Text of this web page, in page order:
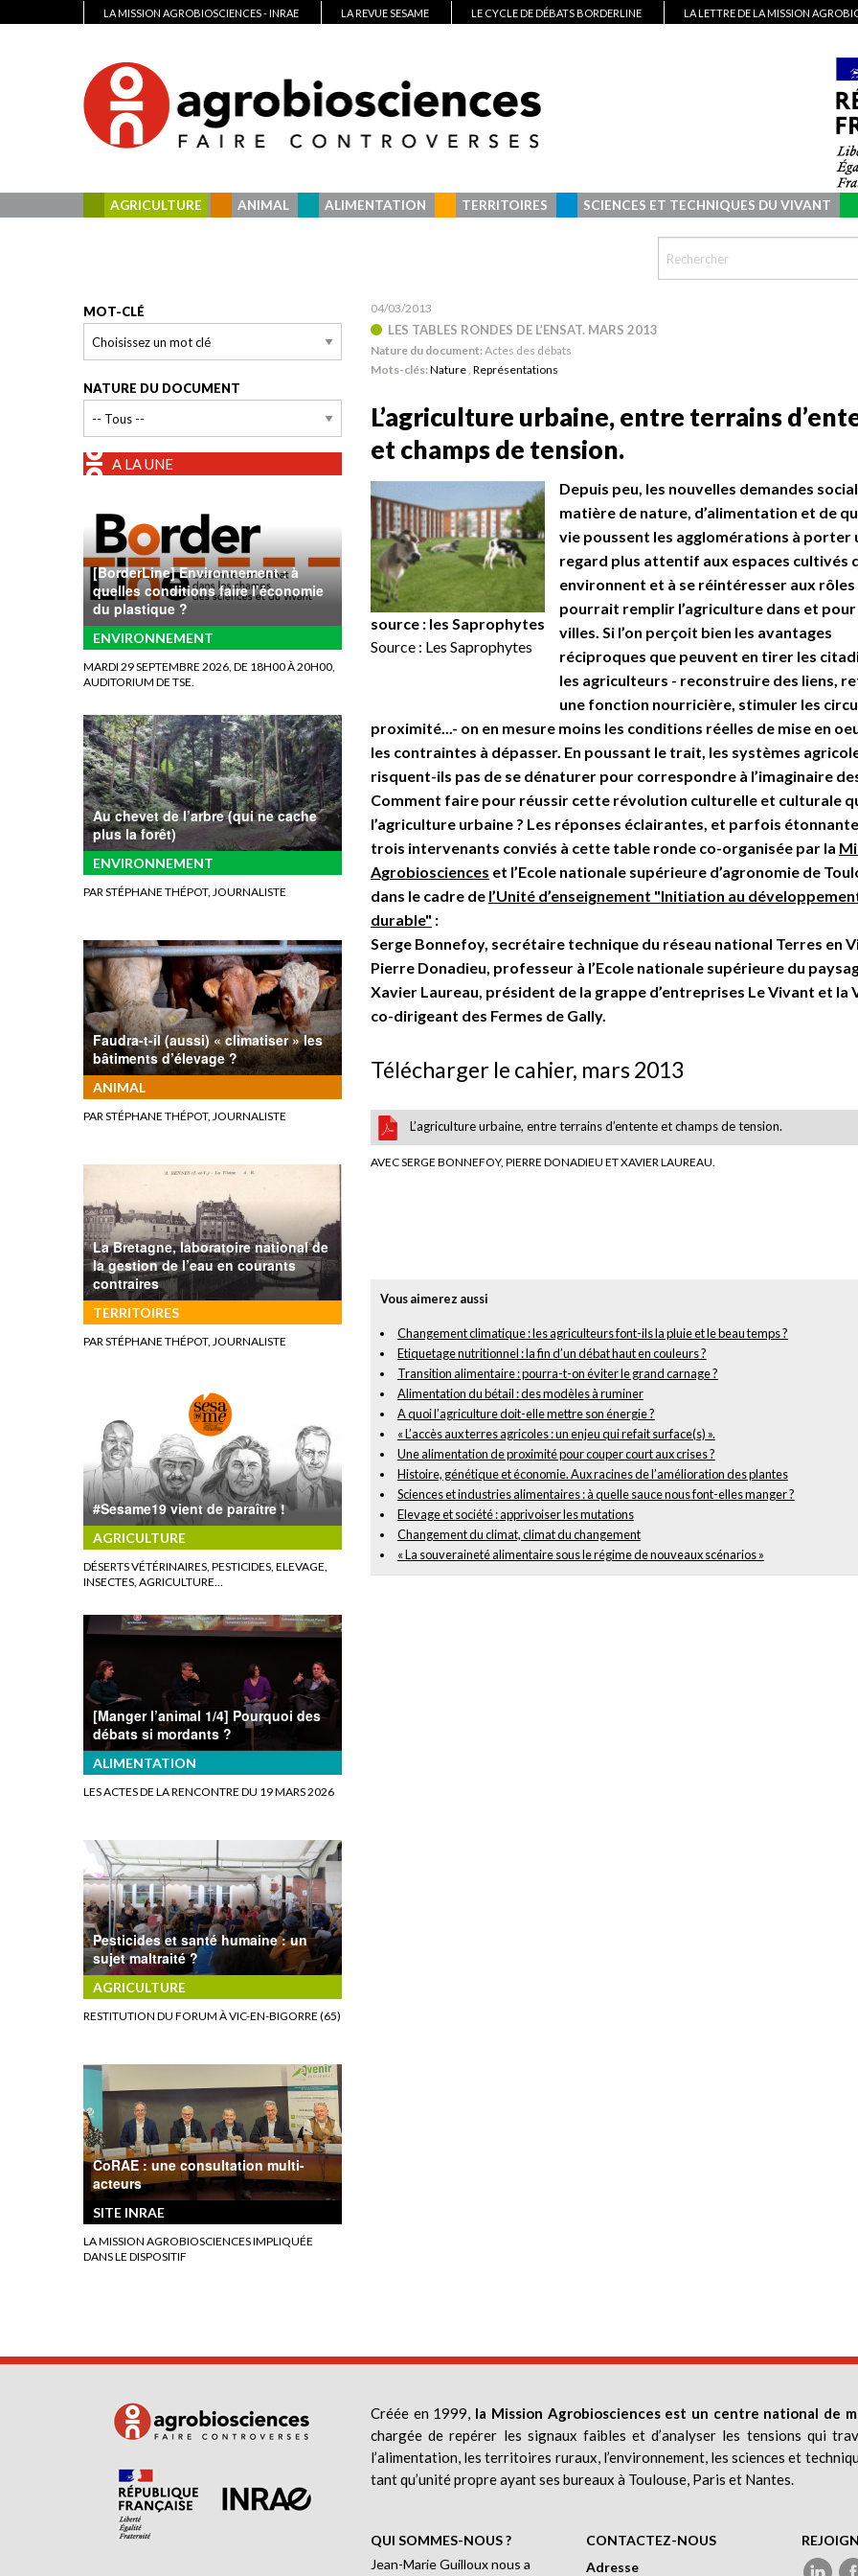
LA MISSION AGROBIOSCIENCES - INRAE LA REVUE SESAME LE CYCLE DE DÉBATS BORDERLINE LA LETTRE DE LA MISSION
AGRICULTURE ANIMAL ALIMENTATION TERRITOIRES SCIENCES ET TECHNIQUES DU VIVANT
04/03/2013
LES TABLES RONDES DE L’ENSAT. MARS 2013
Nature du document:Actes des débats
Mots-clés:Nature , Représentations
L’agriculture urbaine, entre terrains
et champs de tension.
source : les Saprophytes
Source : Les Saprophytes
Depuis peu, les nouvelles demandes
matière de nature, d’alimentation et de
vie poussent les agglomérations à porter
regard plus attentif aux espaces cultivés
environnent et à se réintéresser aux rôles
pourrait remplir l’agriculture dans et pour
villes. Si l’on perçoit bien les avantages
réciproques que peuvent en tirer les
les agriculteurs - reconstruire des liens,
une fonction nourricière, stimuler les
proximité...- on en mesure moins les conditions réelles de mise en
les contraintes à dépasser. En poussant le trait, les systèmes
risquent-ils pas de se dénaturer pour correspondre à l’imaginaire
Comment faire pour réussir cette révolution culturelle et culturale
l’agriculture urbaine ? Les réponses éclairantes, et parfois
trois intervenants conviés à cette table ronde co-organisée par la
Agrobiosciences et l’Ecole nationale supérieure d’agronomie de
dans le cadre de l’Unité d’enseignement "Initiation au
durable" :
Serge Bonnefoy, secrétaire technique du réseau national Terres en
Pierre Donadieu, professeur à l’Ecole nationale supérieure du
Xavier Laureau, président de la grappe d’entreprises Le Vivant et la
co-dirigeant des Fermes de Gally.
Télécharger le cahier, mars 2013
L’agriculture urbaine, entre terrains d’entente et champs de tension.
AVEC SERGE BONNEFOY, PIERRE DONADIEU ET XAVIER LAUREAU.
Vous aimerez aussi
Changement climatique : les agriculteurs font-ils la pluie et le beau temps ?
Etiquetage nutritionnel : la fin d’un débat haut en couleurs ?
Transition alimentaire : pourra-t-on éviter le grand carnage ?
Alimentation du bétail : des modèles à ruminer
A quoi l’agriculture doit-elle mettre son énergie ?
« L’accès aux terres agricoles : un enjeu qui refait surface(s) ».
Une alimentation de proximité pour couper court aux crises ?
Histoire, génétique et économie. Aux racines de l’amélioration des plantes
Sciences et industries alimentaires : à quelle sauce nous font-elles manger ?
Elevage et société : apprivoiser les mutations
Changement du climat, climat du changement
« La souveraineté alimentaire sous le régime de nouveaux scénarios »
MOT-CLÉ
NATURE DU DOCUMENT
A LA UNE
[BorderLine] Environnement : à
quelles conditions faire l’économie
du plastique ?
ENVIRONNEMENT
MARDI 29 SEPTEMBRE 2026, DE 18H00 À 20H00,
AUDITORIUM DE TSE.
Au chevet de l’arbre (qui ne cache
plus la forêt)
ENVIRONNEMENT
PAR STÉPHANE THÉPOT, JOURNALISTE
Faudra-t-il (aussi) « climatiser » les
bâtiments d’élevage ?
ANIMAL
PAR STÉPHANE THÉPOT, JOURNALISTE
La Bretagne, laboratoire national de
la gestion de l’eau en courants
contraires
TERRITOIRES
PAR STÉPHANE THÉPOT, JOURNALISTE
#Sesame19 vient de paraître !
AGRICULTURE
DÉSERTS VÉTÉRINAIRES, PESTICIDES, ELEVAGE,
INSECTES, AGRICULTURE…
[Manger l’animal 1/4] Pourquoi des
débats si mordants ?
ALIMENTATION
LES ACTES DE LA RENCONTRE DU 19 MARS 2026
Pesticides et santé humaine : un
sujet maltraité ?
AGRICULTURE
RESTITUTION DU FORUM À VIC-EN-BIGORRE (65)
CoRAE : une consultation multi-
acteurs
SITE INRAE
LA MISSION AGROBIOSCIENCES IMPLIQUÉE
DANS LE DISPOSITIF
Créée en 1999, la Mission Agrobiosciences est un centre national de
chargée de repérer les signaux faibles et d’analyser les tensions qui
l’alimentation, les territoires ruraux, l’environnement, les sciences et
tant qu’unité propre ayant ses bureaux à Toulouse, Paris et Nantes.
QUI SOMMES-NOUS ?
Jean-Marie Guilloux nous a
CONTACTEZ-NOUS
Adresse